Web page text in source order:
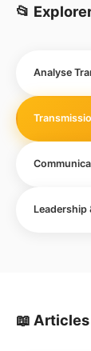
📂
Analyse
Leadership
📖